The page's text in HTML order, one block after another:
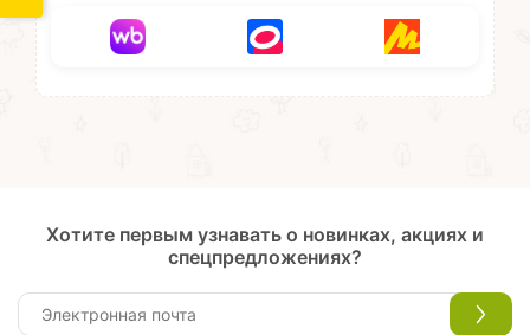
Хотите первым узнавать о новинках, акциях и
спецпредложениях?